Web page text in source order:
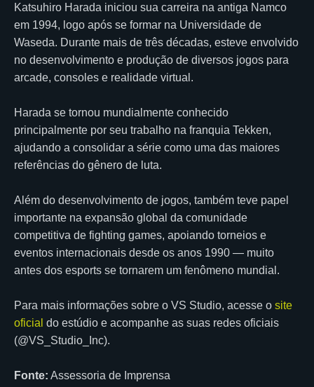
Katsuhiro Harada iniciou sua carreira na antiga Namco
em 1994, logo após se formar na Universidade de
Waseda. Durante mais de três décadas, esteve envolvido
no desenvolvimento e produção de diversos jogos para
arcade, consoles e realidade virtual.
Harada se tornou mundialmente conhecido
principalmente por seu trabalho na franquia Tekken,
ajudando a consolidar a série como uma das maiores
referências do gênero de luta.
Além do desenvolvimento de jogos, também teve papel
importante na expansão global da comunidade
competitiva de fighting games, apoiando torneios e
eventos internacionais desde os anos 1990 — muito
antes dos esports se tornarem um fenômeno mundial.
Para mais informações sobre o VS Studio, acesse o site
oficial do estúdio e acompanhe as suas redes oficiais
(@VS_Studio_Inc).
Fonte: Assessoria de Imprensa